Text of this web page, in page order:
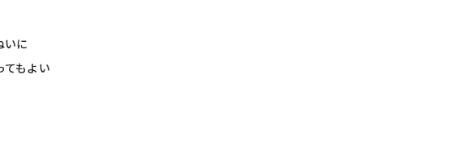
いに
もよい